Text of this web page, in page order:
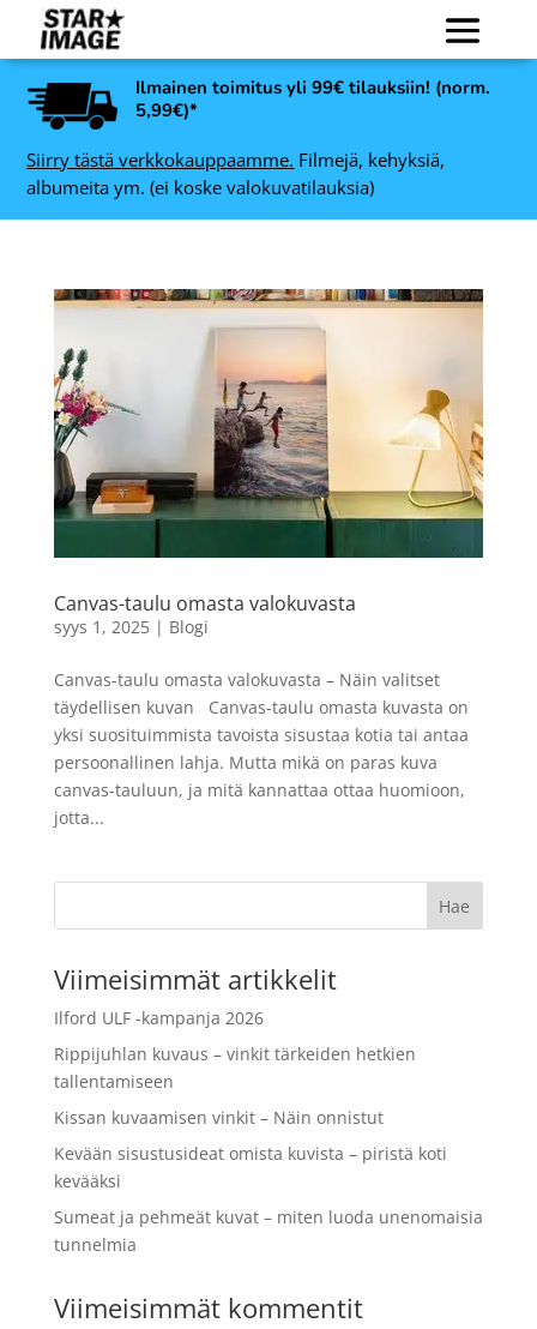
Ilmainen toimitus yli 99€ tilauksiin! (norm.
5,99€)*
Siirry tästä verkkokauppaamme. Filmejä, kehyksiä,
albumeita ym. (ei koske valokuvatilauksia)
Canvas-taulu omasta valokuvasta
syys 1, 2025| Blogi
Canvas-taulu omasta valokuvasta – Näin valitset
täydellisen kuvan Canvas-taulu omasta kuvasta on
yksi suosituimmista tavoista sisustaa kotia tai antaa
persoonallinen lahja. Mutta mikä on paras kuva
canvas-tauluun, ja mitä kannattaa ottaa huomioon,
jotta...
Viimeisimmät artikkelit
Ilford ULF -kampanja 2026
Rippijuhlan kuvaus – vinkit tärkeiden hetkien
tallentamiseen
Kissan kuvaamisen vinkit – Näin onnistut
Kevään sisustusideat omista kuvista – piristä koti
kevääksi
Sumeat ja pehmeät kuvat – miten luoda unenomaisia
tunnelmia
Viimeisimmät kommentit
Ilford + Paterson Film